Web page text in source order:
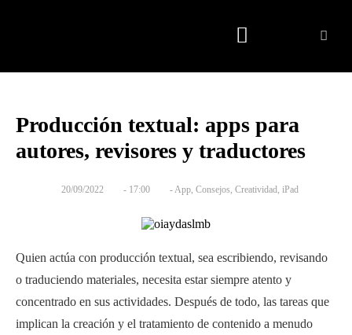
Producción textual: apps para
autores, revisores y traductores
20/09/2022 - 17:00 - App Consejos Creatividad iPad
Quien actúa con producción textual, sea escribiendo, revisando
o traduciendo materiales, necesita estar siempre atento y
concentrado en sus actividades. Después de todo, las tareas que
implican la creación y el tratamiento de contenido a menudo